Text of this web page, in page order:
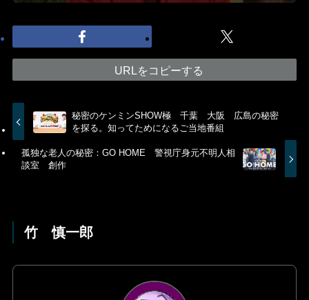
URLをコピーする
秘密のケンミンSHOW極 千葉 大阪 広島の秘密
を探る。知ってためになるご当地番組
孤独な老人の秘密：GO HOME 警視庁身元不明人相
談室 創作
竹 慎一郎